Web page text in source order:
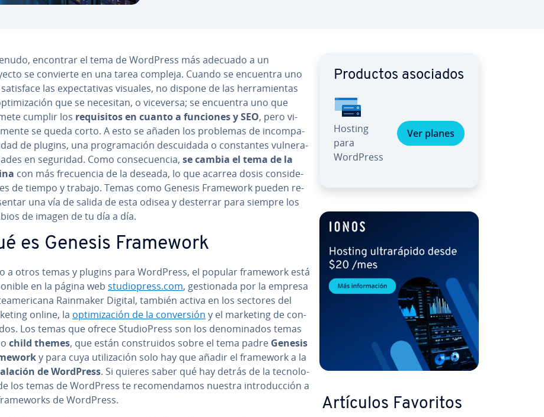
encontrar el tema de WordPress más adecuado a un
se convierte en una tarea compleja. Cuando se encuentra uno
las ex­pe­c­ta­ti­vas visuales, no dispone de las he­rra­mie­n­tas
que se necesitan, o viceversa; se encuentra uno que
cumplir los re­qui­si­tos en cuanto a funciones y SEO, pero vi­
se queda corto. A esto se añaden los problemas de in­co­m­pa­
de plugins, una pro­gra­ma­ción de­s­cui­da­da o co­n­s­ta­n­tes vu­l­ne­ra­
en seguridad. Como co­n­se­cue­n­cia, se cambia el tema de la
con más fre­cue­n­cia de la deseada, lo que acarrea dosis co­n­si­de­
de tiempo y trabajo. Temas como Genesis Framework pueden re­
una vía de salida de esta odisea y desterrar para siempre los
de imagen de tu día a día.
es Genesis Framework
a otros temas y plugins para WordPress, el popular framework está
en la página web stu­dio­pre­ss.com, ge­s­tio­na­da por la empresa
Rainmaker Digital, también activa en los sectores del
online, la op­ti­mi­za­ción de la co­n­ve­r­sión y el marketing de co­n­
Los temas que ofrece Stu­dio­Pre­ss son los de­no­mi­na­dos temas
child themes, que están co­n­s­trui­dos sobre el tema padre Genesis
y para cuya uti­li­za­ción solo hay que añadir el framework a la
de WordPress. Si quieres saber qué hay detrás de la te­c­no­lo­
los temas de WordPress te re­co­me­n­da­mos nuestra in­tro­du­c­ción a
de WordPress.
Productos asociados
Hosting
para
WordPress
Ver planes
Artículos Favoritos